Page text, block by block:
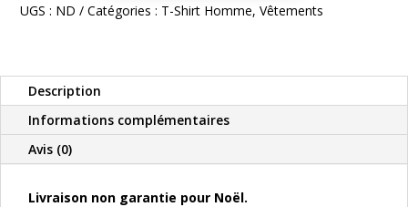
Shirt
ce
que
tu
crois
UGS : ND Catégories : T-Shirt Homme,Vêtements
Description
Informations complémentaires
Avis (0)
Livraison non garantie pour Noël.